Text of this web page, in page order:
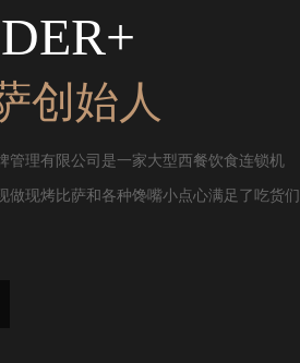
创始人
管理有限公司是一家大型西餐饮食连锁机
做现烤比萨和各种馋嘴小点心满足了吃货们